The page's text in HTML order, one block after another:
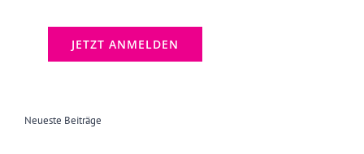
Neueste Beiträge